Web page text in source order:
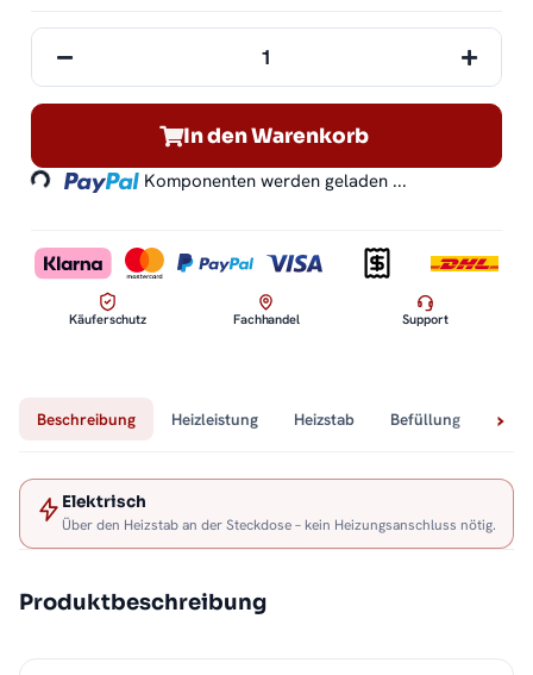
In den Warenkorb
Loading... Komponenten werden geladen ...
Käuferschutz Fachhandel Support
Beschreibung Heizleistung Heizstab Befüllung
Elektrisch
Über den Heizstab an der Steckdose – kein Heizungsanschluss nötig.
Produktbeschreibung